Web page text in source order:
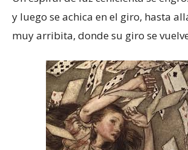
y luego se achica en el giro, hasta
muy arribita, donde su giro se